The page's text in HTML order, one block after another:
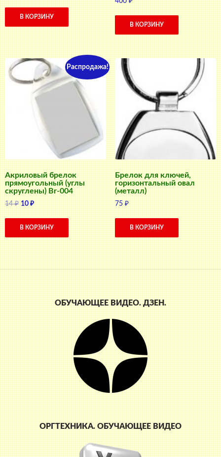
В КОРЗИНУ
В КОРЗИНУ
Распродажа!
Акриловый брелок
прямоугольный (углы
скруглены) Br-004
14₽ Первоначальная
цена
составляла
10₽Текущая
цена:
10 ₽.
В КОРЗИНУ
Брелок для ключей,
горизонтальный овал
(металл)
75₽
В КОРЗИНУ
ОБУЧАЮЩЕЕ ВИДЕО. ДЗЕН.
ОРГТЕХНИКА. ОБУЧАЮЩЕЕ ВИДЕО